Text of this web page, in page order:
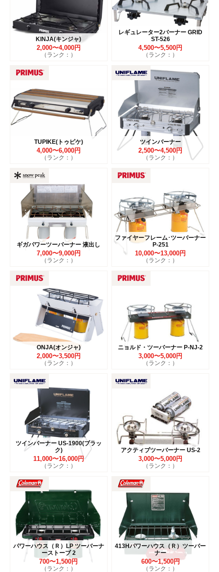
KINJA(キンジャ)
2,000〜4,000円
（ランク：）
レギュレーター2バーナー GRID
ST-526
4,500〜5,500円
（ランク：）
TUPIKE(トゥピケ)
4,000〜6,000円
（ランク：）
ツインバーナー
2,500〜4,500円
（ランク：）
ギガパワーツーバーナー 液出し
7,000〜9,000円
（ランク：）
ファイヤーフレーム･ツーバーナー
P-251
10,000〜13,000円
（ランク：）
ONJA(オンジャ)
2,000〜3,500円
（ランク：）
ニョルド・ツーバーナー P-NJ-2
3,000〜5,000円
（ランク：）
ツインバーナー US-1900(ブラッ
ク)
11,000〜16,000円
（ランク：）
アクティブツーバーナー US-2
3,000〜5,000円
（ランク：）
パワーハウス（Ｒ）LP ツーバーナ
ーストーブ 2
700〜1,500円
（ランク：）
413Hパワーハウス（Ｒ）ツーバー
ナー
600〜1,500円
（ランク：）